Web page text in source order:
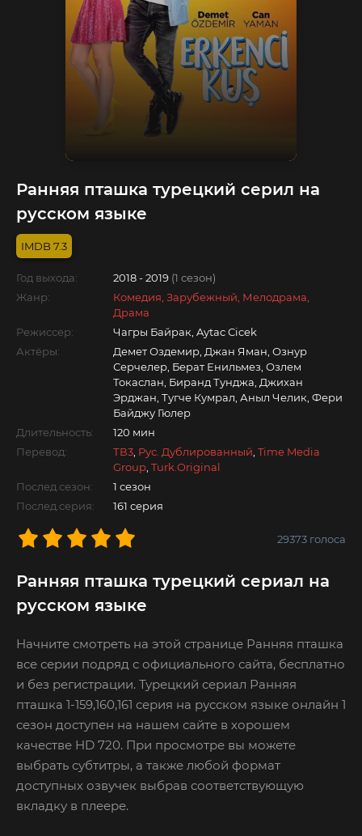
Ранняя пташка турецкий серил на
русском языке
7.3
Год выхода: 2018 - 2019 (1 сезон)
Жанр:
Комедия, Зарубежный, Мелодрама,
Драма
Режиссер:
Чагры Байрак, Aytac Cicek
Актёры:
Демет Оздемир, Джан Яман, Ознур
Серчелер, Берат Енильмез, Озлем
Токаслан, Биранд Тунджа, Джихан
Эрджан, Тугче Кумрал, Аныл Челик, Фери
Байджу Гюлер
Длительность:
120 мин
Перевод:
ТВ3 Рус. Дублированный Time Media
Group Turk.Original
Послед.сезон:
1 сезон
Послед.серия:
161 серия
29373 голоса
Ранняя пташка турецкий сериал на
русском языке
Начните смотреть на этой странице Ранняя пташка
все серии подряд с официального сайта, бесплатно
и без регистрации. Турецкий сериал Ранняя
пташка 1-159,160,161 серия на русском языке онлайн 1
сезон доступен на нашем сайте в хорошем
качестве HD 720. При просмотре вы можете
выбрать субтитры, а также любой формат
доступных озвучек выбрав соответствующую
вкладку в плеере.